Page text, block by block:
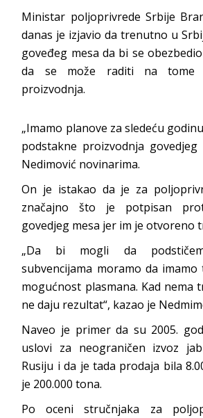
Ministar poljoprivrede Srbije
danas je izjavio da trenutno u
goveđeg mesa da bi se
da se može raditi na tome
proizvodnja.
„Imamo planove za sledeću
podstakne proizvodnja govedjeg
Nedimović novinarima.
On je istakao da je za
značajno što je potpisan
govedjeg mesa jer im je otvoreno
„Da bi mogli da
subvencijama moramo da
mogućnost plasmana. Kad nema
ne daju rezultat“, kazao je
Naveo je primer da su 2005.
uslovi za neograničen izvoz
Rusiju i da je tada prodaja bila
je 200.000 tona.
Po oceni stručnjaka za